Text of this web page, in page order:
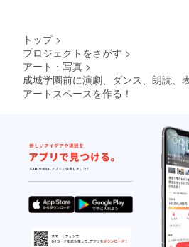
トップ >
プロジェクトをさがす >
アート・写真 >
成城学園前に演劇、ダンス、朗読、
アートスペースを作る！